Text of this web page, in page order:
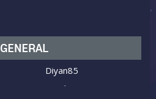
GENERAL
Diyan85
Male